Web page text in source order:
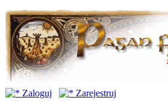
Zaloguj Zarejestruj